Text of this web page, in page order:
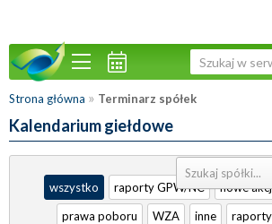
Strona główna » Terminarz spółek
Kalendarium giełdowe
Sortuj:
wszystko
raporty GPW/NC nowe
prawa poboru
WZA inne raporty